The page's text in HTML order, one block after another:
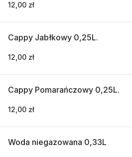
12,00 zł
Cappy Jabłkowy 0,25L.
12,00 zł
Cappy Pomarańczowy 0,25L.
12,00 zł
Woda niegazowana 0,33L